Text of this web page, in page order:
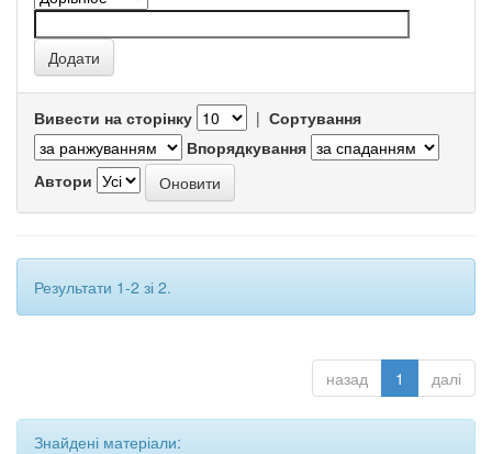
Вивести на сторінку | Сортування
Впорядкування
Автори
Результати 1-2 зі 2.
назад 1 далі
Знайдені матеріали: